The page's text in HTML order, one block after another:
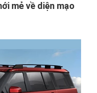
mẻ về diện mạo